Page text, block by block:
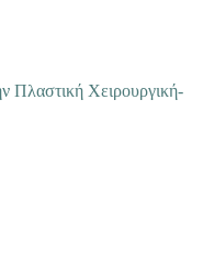
Πλαστική Χειρουργική-